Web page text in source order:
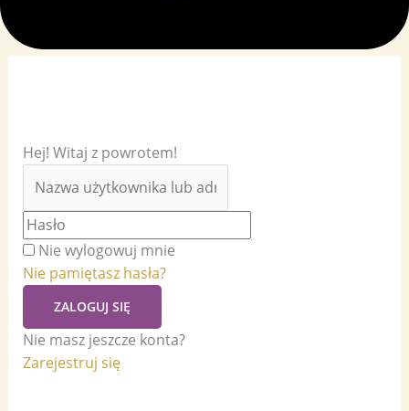
Hej! Witaj z powrotem!
Nie wylogowuj mnie
Nie pamiętasz hasła?
ZALOGUJ SIĘ
Nie masz jeszcze konta?
Zarejestruj się